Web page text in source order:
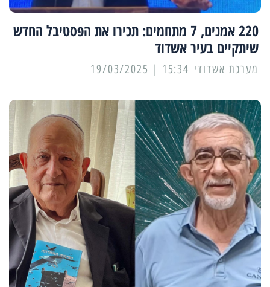
220 אמנים, 7 מתחמים: תכירו את הפסטיבל החדש
שיתקיים בעיר אשדוד
מערכת אשדודי 15:34 | 19/03/2025